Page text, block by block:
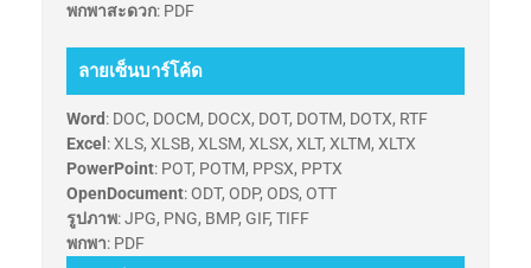
พกพาสะดวก: PDF
ลายเซ็นบาร์โค้ด
Word: DOC, DOCM, DOCX, DOT, DOTM, DOTX, RTF
Excel : XLS, XLSB, XLSM, XLSX, XLT, XLTM, XLTX
PowerPoint: POT, POTM, PPSX, PPTX
OpenDocument: ODT, ODP, ODS, OTT
รูปภาพ: JPG, PNG, BMP, GIF, TIFF
พกพา: PDF